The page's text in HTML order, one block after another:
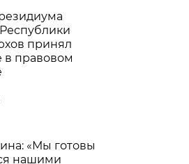
принял
в правовом
«Мы готовы
нашими